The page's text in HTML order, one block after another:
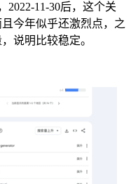
11-30后，这个关
今年似乎还激烈点，之
说明比较稳定。